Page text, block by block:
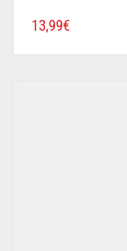
13,99€